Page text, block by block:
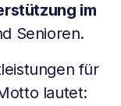
im
Senioren.
für
lautet: